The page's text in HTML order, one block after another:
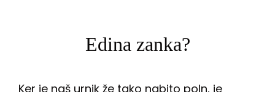
Edina zanka?
Ker je naš urnik že tako nabito poln, je